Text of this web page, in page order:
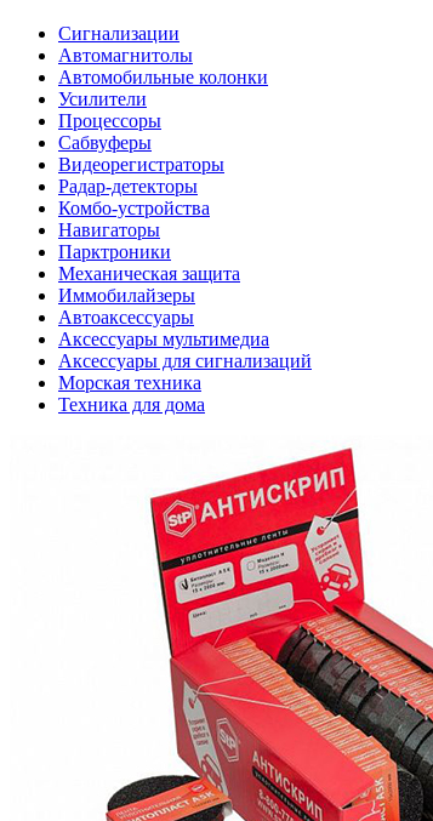
Сигнализации
Автомагнитолы
Автомобильные колонки
Усилители
Процессоры
Сабвуферы
Видеорегистраторы
Радар-детекторы
Комбо-устройства
Навигаторы
Парктроники
Механическая защита
Иммобилайзеры
Автоаксессуары
Аксессуары мультимедиа
Аксессуары для сигнализаций
Морская техника
Техника для дома